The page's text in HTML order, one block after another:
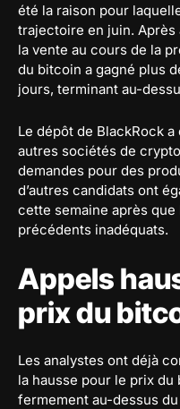
été la raison pour
trajectoire en juin.
la vente au cours de la
du bitcoin a gagné plus
jours, terminant au-
Le dépôt de BlackRock
autres sociétés de
demandes pour des
d’autres candidats ont
cette semaine après que
précédents inadéquats.
Appels
prix du
Les analystes ont déjà
la hausse pour le prix
fermement au-dessus